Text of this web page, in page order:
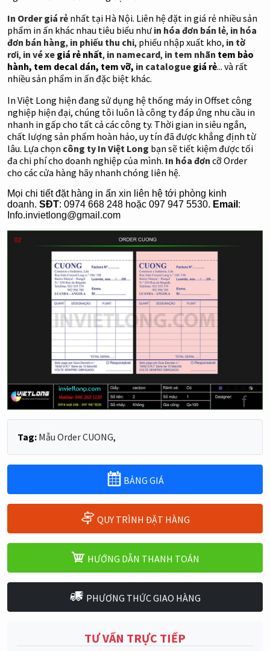
In Order giá rẻ nhất tại Hà Nội. Liên hệ đặt in giá rẻ nhiều sản
phẩm in ấn khác nhau tiêu biểu như in hóa đơn bán lẻ, in hóa
đơn bán hàng, in phiếu thu chi, phiếu nhập xuất kho, in tờ
rơi, in vé xe giá rẻ nhất, in namecard, in tem nhãn tem bảo
hành, tem decal dán, tem vỡ, in catalogue giá rẻ... và rất
nhiều sản phẩm in ấn đặc biệt khác.
In Việt Long hiện đang sử dụng hệ thống máy in Offset công
nghiệp hiện đại, chúng tôi luôn là công ty đáp ứng nhu cầu in
nhanh in gấp cho tất cả các công ty. Thời gian in siêu ngắn,
chất lượng sản phẩm hoàn hảo, uy tín đã được khẳng định từ
lâu. Lựa chọn công ty In Việt Long bạn sẽ tiết kiệm được tối
đa chi phí cho doanh nghiệp của mình. In hóa đơn cỡ Order
cho các cửa hàng hãy nhanh chóng liên hệ.
Mọi chi tiết đặt hàng in ấn xin liên hệ tới phòng kinh
doanh. SĐT: 0974 668 248 hoặc 097 947 5530. Email :
Info.invietlong@gmail.com
Tag: Mẫu Order CUONG,
BẢNG GIÁ
QUY TRÌNH ĐẶT HÀNG
HƯỚNG DẪN THANH TOÁN
PHƯƠNG THỨC GIAO HÀNG
TƯ VẤN TRỰC TIẾP